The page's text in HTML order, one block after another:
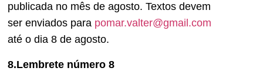
publicada no mês de agosto. Textos devem
ser enviados para pomar.valter@gmail.com
até o dia 8 de agosto.
8.Lembrete número 8